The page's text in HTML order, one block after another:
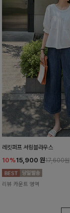
레킷퍼프 셔링블라우스
10%15,900 원17,600원
리뷰 카운트 영역